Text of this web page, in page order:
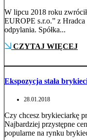
W lipcu 2018 roku
EUROPE s.r.o.” z
odpylania. Spółka...
CZYTAJ WIĘCEJ
Ekspozycja stała
28.01.2018
Czy chcesz brykieciarkę
Najbardziej przystępne
popularne na rynku